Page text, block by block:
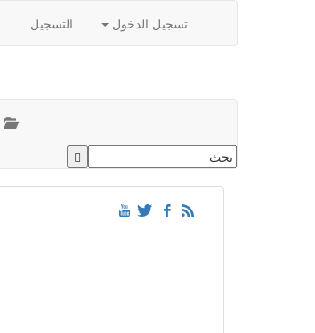
التسجيل تسجيل الدخول